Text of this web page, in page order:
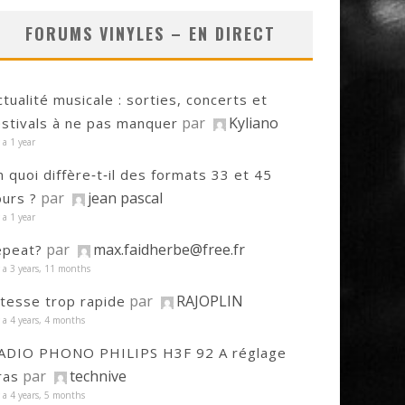
FORUMS VINYLES – EN DIRECT
musicale : sorties, concerts et
à ne pas manquer par Kyliano
a 1 year
quoi diffère‑t‑il des formats 33 et 45
? par jean pascal
a 1 year
par max.faidherbe@free.fr
a 3 years, 11 months
trop rapide par RAJOPLIN
a 4 years, 4 months
PHONO PHILIPS H3F 92 A réglage
par technive
a 4 years, 5 months